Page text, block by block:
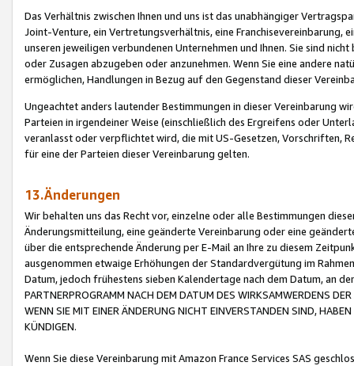
Das Verhältnis zwischen Ihnen und uns ist das unabhängiger
Joint-Venture, ein Vertretungsverhältnis, eine Franchisevereinbarung,
unseren jeweiligen verbundenen Unternehmen und Ihnen. Sie sind
oder Zusagen abzugeben oder anzunehmen. Wenn Sie eine andere
ermöglichen, Handlungen in Bezug auf den Gegenstand dieser
Ungeachtet anders lautender Bestimmungen in dieser Vereinbarung
Parteien in irgendeiner Weise (einschließlich des Ergreifens oder
veranlasst oder verpflichtet wird, die mit US-Gesetzen, Vorschriften,
für eine der Parteien dieser Vereinbarung gelten.
13.Änderungen
Wir behalten uns das Recht vor, einzelne oder alle Bestimmungen
Änderungsmitteilung, eine geänderte Vereinbarung oder eine
über die entsprechende Änderung per E-Mail an Ihre zu diesem
ausgenommen etwaige Erhöhungen der Standardvergütung im
Datum, jedoch frühestens sieben Kalendertage nach dem Datum, an
PARTNERPROGRAMM NACH DEM DATUM DES WIRKSAMWERDENS
WENN SIE MIT EINER ÄNDERUNG NICHT EINVERSTANDEN SIND,
KÜNDIGEN.
Wenn Sie diese Vereinbarung mit Amazon France Services SAS